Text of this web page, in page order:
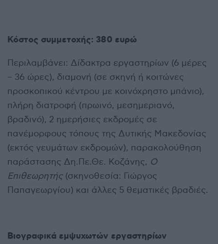
Κόστος συμμετοχής: 380 ευρώ
Περιλαμβάνει: Δίδακτρα εργαστηρίων (6 μέρες
– 36 ώρες), διαμονή (σε σκηνή ή κοιτώνες
προσκοπικού κέντρου με κοινόχρηστο μπάνιο),
πλήρη διατροφή (πρωινό, μεσημεριανό,
βραδινό), 2 ημερήσιες εκδρομές σε
πανέμορφους τόπους της Δυτικής Μακεδονίας
(εκτός γευμάτων εκδρομών), παρακολούθηση
παράστασης Δη.Πε.Θε. Κοζάνης, Ο
Επιθεωρητής(σκηνοθεσία: Γιώργος
Παπαγεωργίου) και άλλες 5 θεματικές βραδιές.
Βιογραφικά εμψυχωτών εργαστηρίων